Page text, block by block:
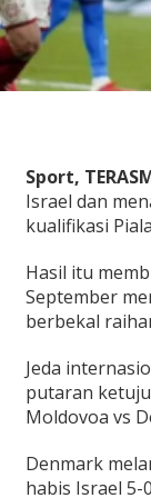
n
m
a
r
k
b
a
r
d
r
I
s
r
e
l
5
-
Sport,
Israel dan
kualifikasi
Hasil itu
September
berbekal
Jeda
putaran
Moldovoa vs
Denmark
habis Israel 5-